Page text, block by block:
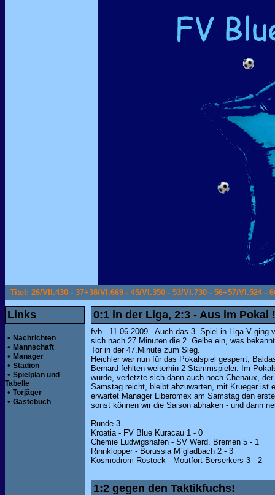
Titel: 26/VII.430 - 37+38/VI.669 - 45/VI.350 - 53/VI.730 - 56+57/VI.524 -
Links
• Nachrichten
• Mannschaft
• Manager
• Stadion
• Spielplan und
Tabelle
• Torjäger
• Gästebuch
0:1 in der Liga, 2:3 - Aus im Pokal !
fvb - 11.06.2009 - Auch das 3. Spiel in Liga V ging
sich nach 27 Minuten die 2. Gelbe ein, was
Tor in der 47.Minute zum Sieg.
Heichler war nun für das Pokalspiel gesperrt,
Bernard fehlten weiterhin 2 Stammspieler. Im
wurde, verletzte sich dann auch noch Chenaux,
Samstag reicht, bleibt abzuwarten, mit Krueger ist
erwartet Manager Liberomex am Samstag den
sonst können wir die Saison abhaken - und dann
Runde 3
Kroatia - FV Blue Kuracau 1 - 0
Chemie Ludwigshafen - SV Werd. Bremen 5 - 1
Rinnklopper - Borussia M`gladbach 2 - 3
Kosmodrom Rostock - Moutfort Berserkers 3 - 2
1:2 gegen den Taktikfuchs!